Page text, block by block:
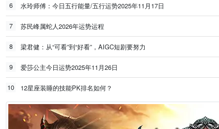
6 水玲师傅：今日五行能量/五行运势2025年11月17日
7 苏民峰属蛇人2026年运势运程
8 梁君健：从“可看”到“好看”，AIGC短剧要努力
9 爱莎公主今日运势2025年11月26日
10 12星座装睡的技能PK排名如何？